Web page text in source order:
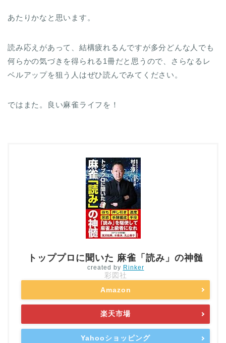
あたりかなと思います。
読み応えがあって、結構疲れるんですが多分どんな人でも
何らかの気づきを得られる1冊だと思うので、さらなるレ
ベルアップを狙う人はぜひ読んでみてください。
ではまた。良い麻雀ライフを！
トッププロに聞いた 麻雀「読み」の神髄
created by Rinker
彩図社
Amazon
楽天市場
Yahooショッピング